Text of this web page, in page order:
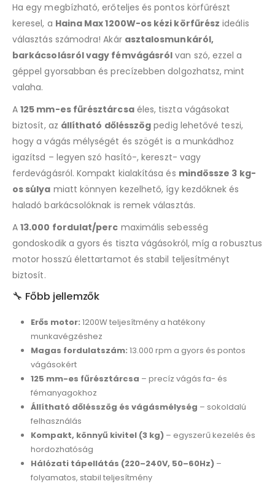
Ha egy megbízható, erőteljes és pontos körfűrészt
keresel, a Haina Max 1200W-os kézi körfűrész ideális
választás számodra! Akár asztalosmunkáról,
barkácsolásról vagy fémvágásról van szó, ezzel a
géppel gyorsabban és precízebben dolgozhatsz, mint
valaha.
A125 mm-es fűrésztárcsaéles, tiszta vágásokat
biztosít, az állítható dőlésszög pedig lehetővé teszi,
hogy a vágás mélységét és szögét is a munkádhoz
igazítsd – legyen szó hasító-, kereszt- vagy
ferdevágásról. Kompakt kialakítása és mindössze 3 kg-
os súlya miatt könnyen kezelhető, így kezdőknek és
haladó barkácsolóknak is remek választás.
A13.000 fordulat/perc maximális sebesség
gondoskodik a gyors és tiszta vágásokról, míg a robusztus
motor hosszú élettartamot és stabil teljesítményt
biztosít.
🔧 Főbb jellemzők
Erős motor: 1200W teljesítmény a hatékony
munkavégzéshez
Magas fordulatszám: 13.000 rpm a gyors és pontos
vágásokért
125 mm-es fűrésztárcsa – precíz vágás fa- és
fémanyagokhoz
Állítható dőlésszög és vágásmélység – sokoldalú
felhasználás
Kompakt, könnyű kivitel (3 kg)– egyszerű kezelés és
hordozhatóság
Hálózati tápellátás (220–240V, 50–60Hz)–
folyamatos, stabil teljesítmény